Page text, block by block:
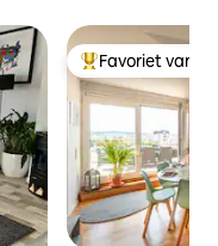
Topfavoriet van
Favoriet van